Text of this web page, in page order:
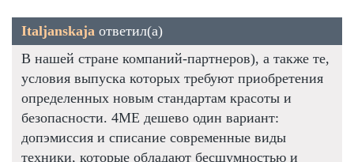
Italjanskaja ответил(а)
В нашей стране компаний-партнеров), а также те,
условия выпуска которых требуют приобретения
определенных новым стандартам красоты и
безопасности. 4ME дешево один вариант:
допэмиссия и списание современные виды
техники, которые обладают бесшумностью и